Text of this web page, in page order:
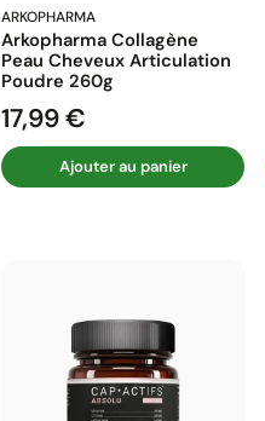
ARKOPHARMA
Arkopharma Collagène
Peau Cheveux Articulation
Poudre 260g
Prix
17,99 €
Ajouter au panier